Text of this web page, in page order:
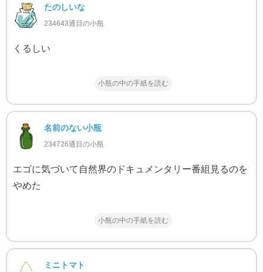
たのしいな
234643通目の小瓶
くるしい
小瓶の中の手紙を読む
名前のない小瓶
234726通目の小瓶
エゴに気づいて自然界のドキュメンタリー番組見るのを
やめた
小瓶の中の手紙を読む
ミニトマト